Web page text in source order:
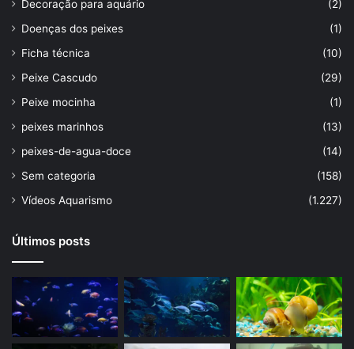
Decoração para aquário
(2)
Doenças dos peixes
(1)
Ficha técnica
(10)
Peixe Cascudo
(29)
Peixe mocinha
(1)
peixes marinhos
(13)
peixes-de-agua-doce
(14)
Sem categoria
(158)
Vídeos Aquarismo
(1.227)
Últimos posts